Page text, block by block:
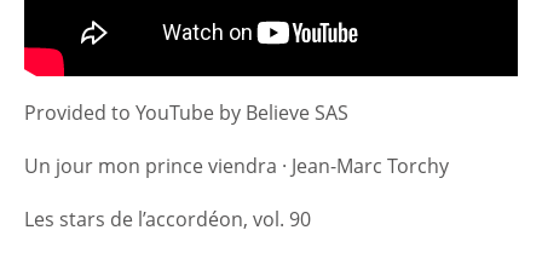
Provided to YouTube by Believe SAS
Un jour mon prince viendra · Jean-Marc Torchy
Les stars de l’accordéon, vol. 90